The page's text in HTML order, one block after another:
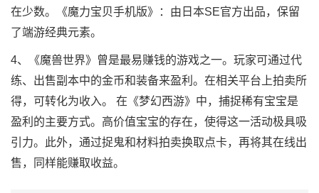
在少数。《魔力宝贝手机版》：由日本SE官方出品，保留
了端游经典元素。
4、《魔兽世界》曾是最易赚钱的游戏之一。玩家可通过代
练、出售副本中的金币和装备来盈利。在相关平台上拍卖所
得，可转化为收入。 在《梦幻西游》中，捕捉稀有宝宝是
盈利的主要方式。高价值宝宝的存在，使得这一活动极具吸
引力。此外，通过捉鬼和材料拍卖换取点卡，再将其在线出
售，同样能赚取收益。